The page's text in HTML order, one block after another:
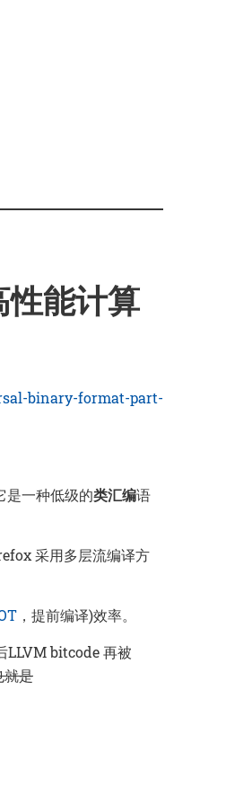
能计算
binary-format-part-
是一种低级的类汇编语
采用多层流编译方
，提前编译)效率。
LLVM bitcode 再被
就是